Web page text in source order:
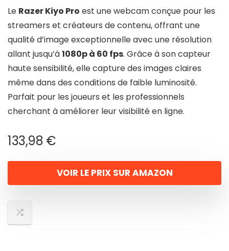
Le Razer Kiyo Pro est une webcam conçue pour les
streamers et créateurs de contenu, offrant une
qualité d’image exceptionnelle avec une résolution
allant jusqu’à1080p à 60 fps. Grâce à son capteur
haute sensibilité, elle capture des images claires
même dans des conditions de faible luminosité.
Parfait pour les joueurs et les professionnels
cherchant à améliorer leur visibilité en ligne.
133,98 €
VOIR LE PRIX SUR AMAZON